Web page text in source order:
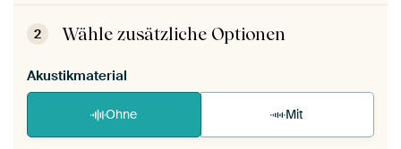
Dein ArtFrame ist im Handumdrehen
aufgebaut.Montageanleitung ansehen
2 Wähle zusätzliche Optionen
Akustikmaterial
Ohne Mit